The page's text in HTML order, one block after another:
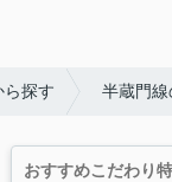
ら探す 半蔵門
おすすめこだわり